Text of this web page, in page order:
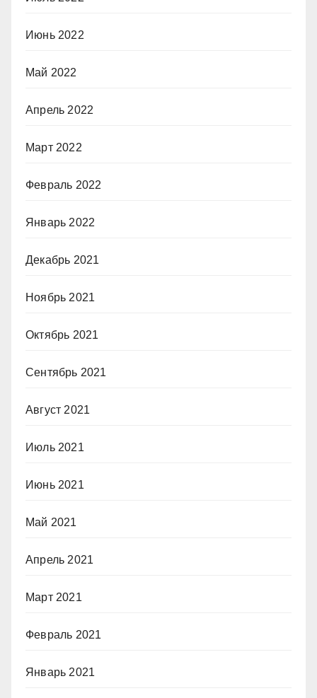
Июнь 2022
Май 2022
Апрель 2022
Март 2022
Февраль 2022
Январь 2022
Декабрь 2021
Ноябрь 2021
Октябрь 2021
Сентябрь 2021
Август 2021
Июль 2021
Июнь 2021
Май 2021
Апрель 2021
Март 2021
Февраль 2021
Январь 2021